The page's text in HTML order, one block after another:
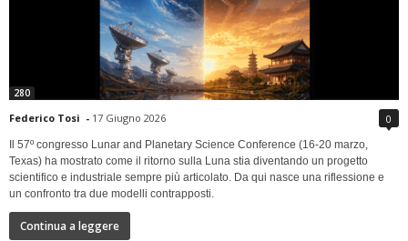
280
Federico Tosi - 17 Giugno 2026 0
Il 57º congresso Lunar and Planetary Science Conference (16-20 marzo,
Texas) ha mostrato come il ritorno sulla Luna stia diventando un progetto
scientifico e industriale sempre più articolato. Da qui nasce una riflessione e
un confronto tra due modelli contrapposti.
Continua a leggere